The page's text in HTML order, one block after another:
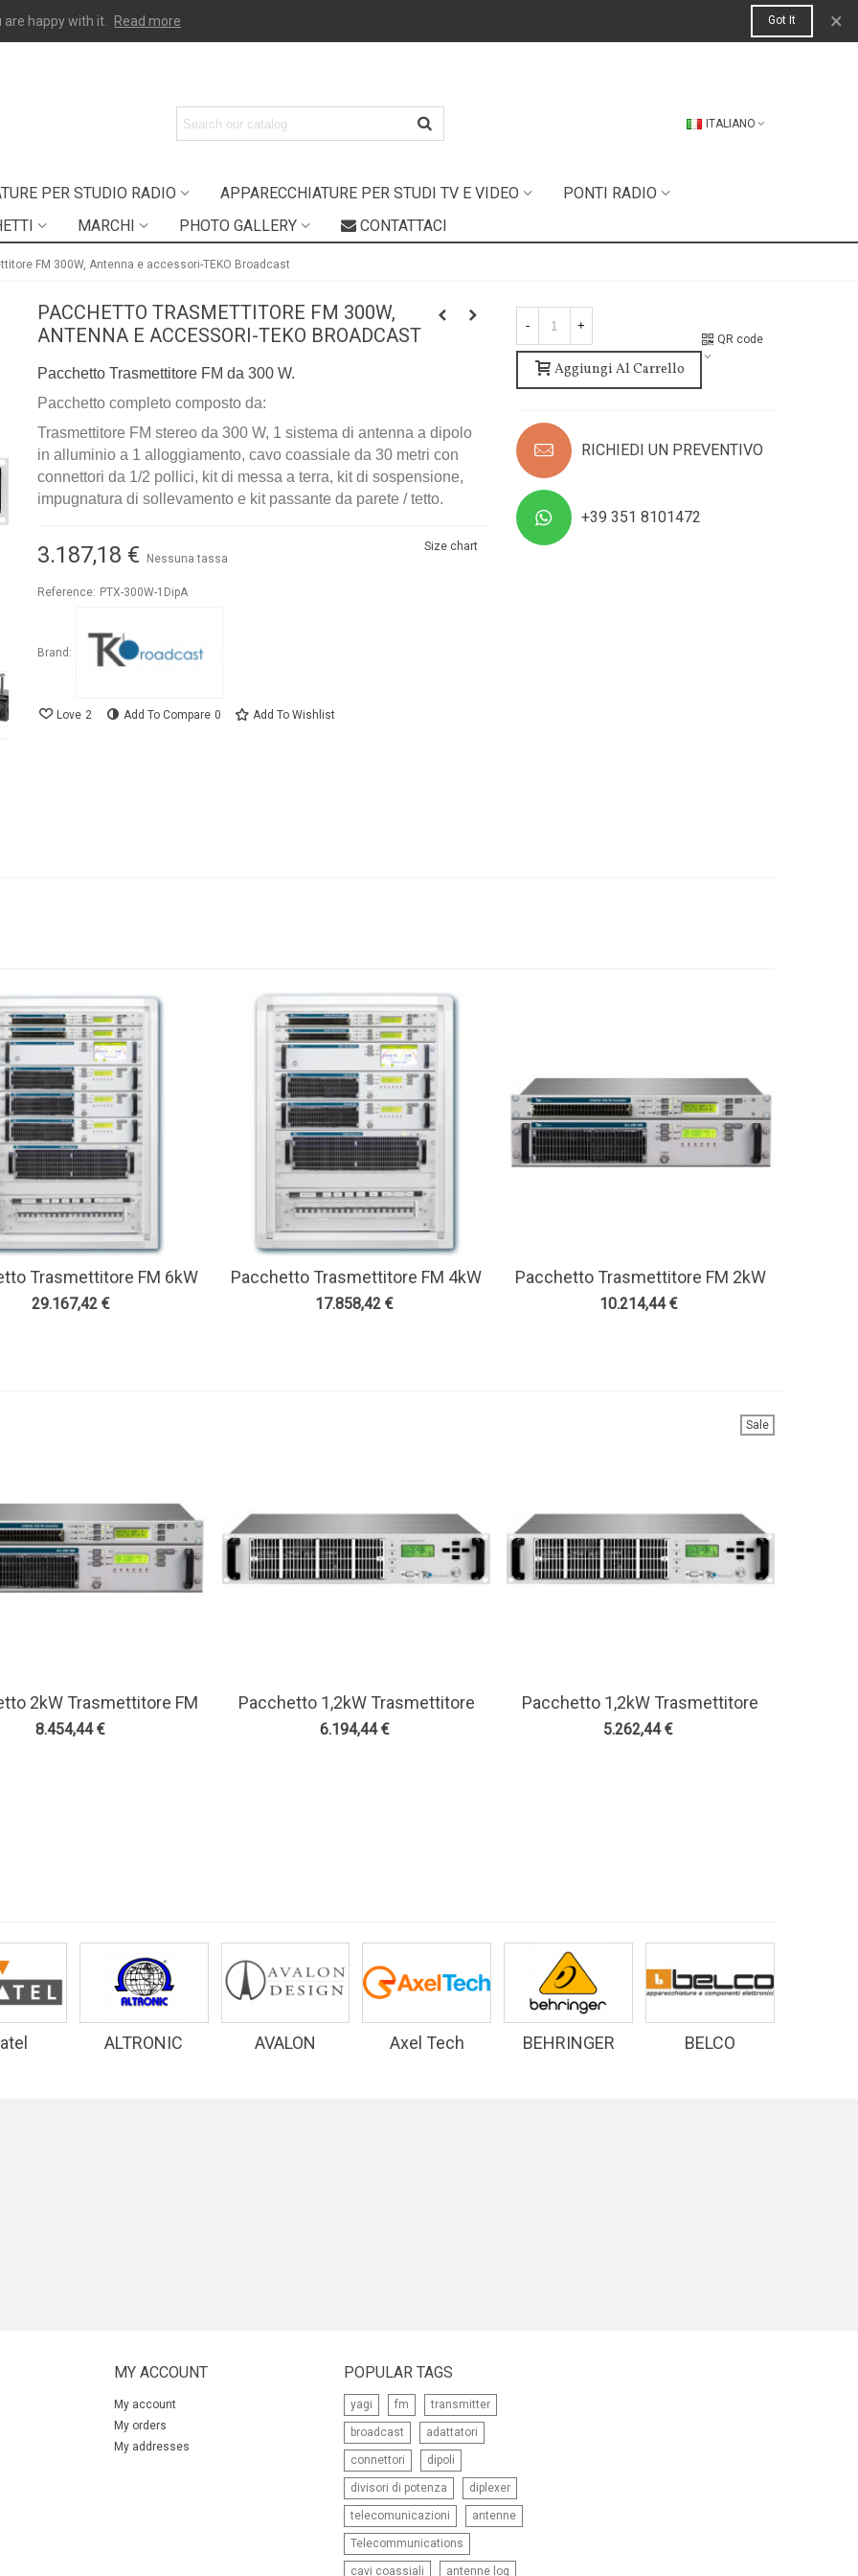
happy with it. Read more Got It ×
ITALIANO
PER STUDIO RADIO APPARECCHIATURE PER STUDI TV E VIDEO
PONTI RADIO
MARCHI PHOTO GALLERY CONTATTACI
FM 300W, Antenna e accessori-TEKO Broadcast
PACCHETTO TRASMETTITORE FM 300W,
ANTENNA E ACCESSORI-TEKO BROADCAST
Pacchetto Trasmettitore FM da 300 W.
Pacchetto completo composto da:
Trasmettitore FM stereo da 300 W, 1 sistema di antenna a dipolo
in alluminio a 1 alloggiamento, cavo coassiale da 30 metri con
connettori da 1/2 pollici, kit di messa a terra, kit di sospensione,
impugnatura di sollevamento e kit passante da parete / tetto.
3.187,18 € Nessuna tassa
Size chart
Reference: PTX-300W-1DipA
Brand:
Love 2 Add To Compare 0 Add To Wishlist
- +
Aggiungi Al Carrello
QR code
RICHIEDI UN PREVENTIVO
+39 351 8101472
MoreTrasmettitore FM 6kW
Bay E Accessori - Teko
Broascast
29.167,42 €
View More
Pacchetto Trasmettitore FM 4kW
4 Antenna Bay E Accessori - Teko
Broascast
17.858,42 €
View More
Pacchetto Trasmettitore FM 2kW
4 Antenna Bay E Accessori - Teko
Broascast
10.214,44 €
More2kW Trasmettitore FM
Bay E Accessori - Teko
Broascast
8.454,44 €
View More
Pacchetto 1,2kW Trasmettitore
FM 4 Antenna Bay E Accessori -
Teko Broascast
6.194,44 €
Sale
View More
Pacchetto 1,2kW Trasmettitore
FM 2 Antenna Bay E Accessori -
Teko Broascast
5.262,44 €
ALTRONIC
AVALON
Axel Tech BEHRINGER BELCO
MY ACCOUNT
My account
My orders
My addresses
POPULAR TAGS
yagi fm transmitter
broadcast adattatori
connettori dipoli
divisori di potenza diplexer
telecomunicazioni antenne
Telecommunications
cavi coassiali antenne log